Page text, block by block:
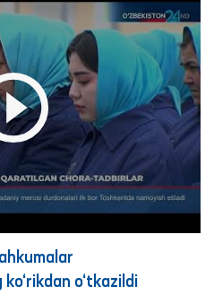
o‘tkazildi